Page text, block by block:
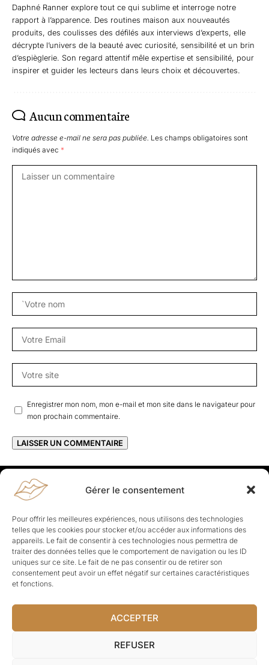
Gérer le consentement
Pour offrir les meilleures expériences, nous utilisons des technologies
telles que les cookies pour stocker et/ou accéder aux informations des
appareils. Le fait de consentir à ces technologies nous permettra de
traiter des données telles que le comportement de navigation ou les ID
uniques sur ce site. Le fait de ne pas consentir ou de retirer son
consentement peut avoir un effet négatif sur certaines caractéristiques
et fonctions.
ACCEPTER
REFUSER
Daphné Ranner explore tout ce qui sublime et interroge notre
rapport à l’apparence. Des routines maison aux nouveautés
produits, des coulisses des défilés aux interviews d’experts, elle
décrypte l’univers de la beauté avec curiosité, sensibilité et un brin
d’espièglerie. Son regard attentif mêle expertise et sensibilité, pour
inspirer et guider les lecteurs dans leurs choix et découvertes.
Aucun commentaire
Votre adresse e-mail ne sera pas publiée. Les champs obligatoires sont
indiqués avec *
Enregistrer mon nom, mon e-mail et mon site dans le navigateur pour
mon prochain commentaire.
Rapporteuses
À propos de Rapporteuses :Rapporteuses, c’est l’histoire de
Parisiennes, bien dans leurs baskets qui aiment rapporter ce qui leur
cause, leur apporte et leur rapporte !
Les Topics
Société Politique Business Culture
Sport
Lifestyle